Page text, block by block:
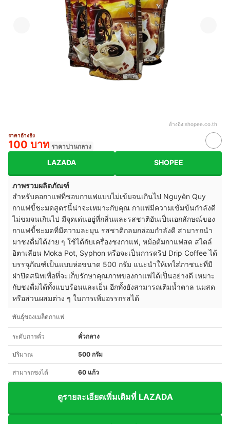
อ้างอิง:shopee.co.th
ราคาอ้างอิง
100 บาท ราคาปานกลาง
LAZADA SHOPEE
ภาพรวมผลิตภัณฑ์
สำหรับคอกาแฟที่ชอบกาแฟแบบไม่เข้มจนเกินไป Nguyên Quy
กาแฟขี้ชะมดสูตรนี้น่าจะเหมาะกับคุณ กาแฟมีความเข้มข้นกำลังดี
ไม่ขมจนเกินไป มีจุดเด่นอยู่ที่กลิ่นและรสชาติอันเป็นเอกลักษณ์ของ
กาแฟขี้ชะมดที่มีความละมุน รสชาติกลมกล่อมกำลังดี สามารถนำ
มาชงดื่มได้ง่าย ๆ ใช้ได้กับเครื่องชงกาแฟ, หม้อต้มกาแฟสด สไตล์
อิตาเลียน Moka Pot, Syphon หรือจะเป็นการดริป Drip Coffee ได้
บรรจุภัณฑ์เป็นแบบห่อขนาด 500 กรัม แนะนำให้เทใส่ภาชนะที่มี
ฝาปิดสนิทเพื่อที่จะเก็บรักษาคุณภาพของกาแฟได้เป็นอย่างดี เหมาะ
กับชงดื่มได้ทั้งแบบร้อนและเย็น อีกทั้งยังสามารถเติมน้ำตาล นมสด
หรือส่วนผสมต่าง ๆ ในการเพิ่มอรรถรสได้
พันธุ์ของเมล็ดกาแฟ
ระดับการคั่ว คั่วกลาง
ปริมาณ 500 กรัม
สามารถชงได้ 60 แก้ว
ดูรายละเอียดเพิ่มเติมที่ LAZADA